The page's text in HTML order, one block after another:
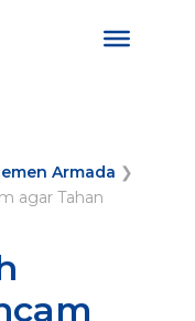
Armada ❯
agar Tahan